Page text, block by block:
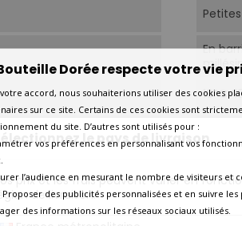
le pays de livraison
prix et les frais peuvent varier en
de livraison.
En
16°C-
Dorée respecte votre vie
accord, nous souhaiterions utiliser des cookies
sur ce site. Certains de ces cookies sont
du site. D’autres sont utilisés pour :
vos préférences en personnalisant vos
l’audience en mesurant le nombre de visiteurs et
Proposer des publicités personnalisées et en suivre les
des informations sur les réseaux sociaux utilisés.